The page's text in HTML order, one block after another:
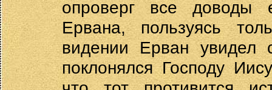
опроверг все доводы
Ервана, пользуясь
видении Ерван увидел
поклонялся Господу